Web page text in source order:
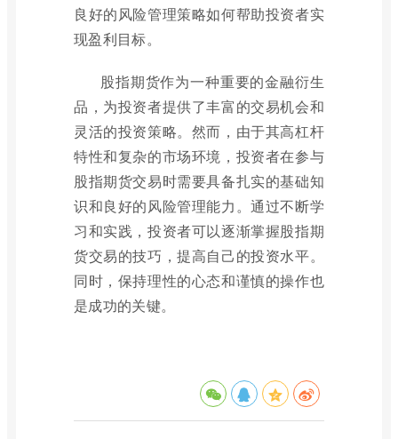
良好的风险管理策略如何帮助投资者实
现盈利目标。
股指期货作为一种重要的金融衍生
品，为投资者提供了丰富的交易机会和
灵活的投资策略。然而，由于其高杠杆
特性和复杂的市场环境，投资者在参与
股指期货交易时需要具备扎实的基础知
识和良好的风险管理能力。通过不断学
习和实践，投资者可以逐渐掌握股指期
货交易的技巧，提高自己的投资水平。
同时，保持理性的心态和谨慎的操作也
是成功的关键。